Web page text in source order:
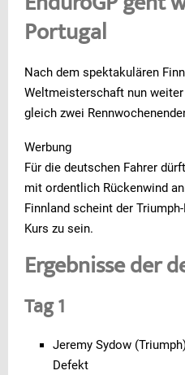
Portugal
Nach dem spektakulären
Weltmeisterschaft nun
gleich zwei
Werbung
Für die deutschen Fahrer
mit ordentlich Rückenwind
Finnland scheint der
Kurs zu sein.
Ergebnisse der
Tag 1
Jeremy Sydow
Defekt